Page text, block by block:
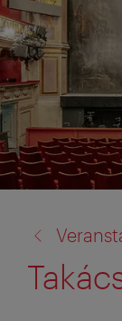
zu: